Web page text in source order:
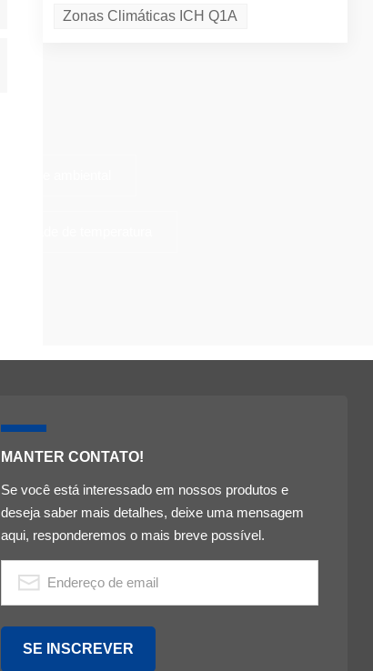
Zonas Climáticas ICH Q1A
MANTER CONTATO!
Se você está interessado em nossos produtos e
deseja saber mais detalhes, deixe uma mensagem
aqui, responderemos o mais breve possível.